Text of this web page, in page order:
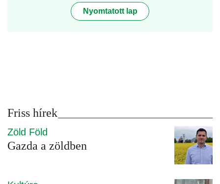
Nyomtatott lap
Friss hírek
Zöld Föld
Gazda a zöldben